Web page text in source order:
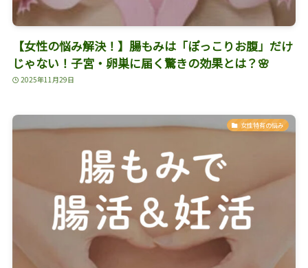
【女性の悩み解決！】腸もみは「ぽっこりお腹」だけ
じゃない！子宮・卵巣に届く驚きの効果とは？🌸
2025年11月29日
女性特有の悩み